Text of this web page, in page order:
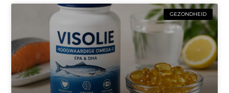
GEZONDHEID